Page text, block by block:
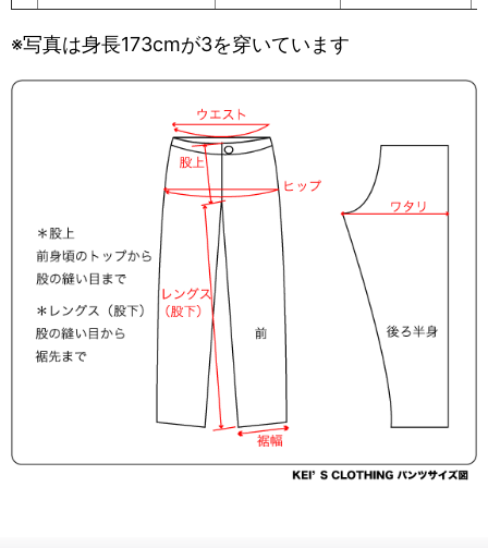
※写真は身長173cmが3を穿いています